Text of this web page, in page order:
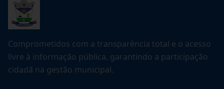
Comprometidos com a transparência total e o acesso
livre à informação pública, garantindo a participação
cidadã na gestão municipal.